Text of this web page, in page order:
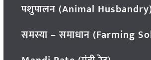
पशुपालन (Animal
समस्या – समाधान (Farming